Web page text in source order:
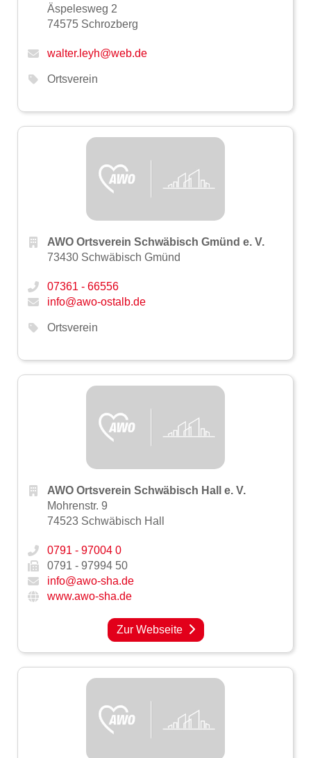
Äspelesweg 2
74575 Schrozberg
walter.leyh@web.de
Ortsverein
AWO Ortsverein Schwäbisch Gmünd e. V.
73430 Schwäbisch Gmünd
07361 - 66556
info@awo-ostalb.de
Ortsverein
AWO Ortsverein Schwäbisch Hall e. V.
Mohrenstr. 9
74523 Schwäbisch Hall
0791 - 97004 0
0791 - 97994 50
info@awo-sha.de
www.awo-sha.de
Zur Webseite